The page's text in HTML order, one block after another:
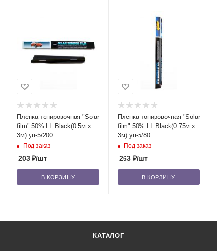
Пленка тонировочная "Solar
film" 50% LL Black(0.5м x
3м) уп-5/200
Под заказ
203 ₽/шт
В КОРЗИНУ
Пленка тонировочная "Solar
film" 50% LL Black(0.75м x
3м) уп-5/80
Под заказ
263₽/шт
В КОРЗИНУ
КАТАЛОГ